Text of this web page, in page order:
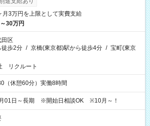
月3万円を上限として実費支給
30万円
区
徒歩2分 / 京橋(東京都)駅から徒歩4分 / 宝町(東京
リクルート
（休憩60分）実働8時間
01日～長期 ※開始日相談OK ※10月～！